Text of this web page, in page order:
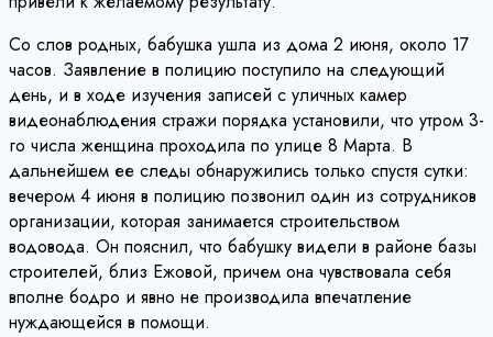
Со слов родных, бабушка ушла из дома 2 июня, около 17
часов. Заявление в полицию поступило на следующий
день, и в ходе изучения записей с уличных камер
видеонаблюдения стражи порядка установили, что утром 3-
го числа женщина проходила по улице 8 Марта. В
дальнейшем ее следы обнаружились только спустя сутки:
вечером 4 июня в полицию позвонил один из сотрудников
организации, которая занимается строительством
водовода. Он пояснил, что бабушку видели в районе базы
строителей, близ Ежовой, причем она чувствовала себя
вполне бодро и явно не производила впечатление
нуждающейся в помощи.